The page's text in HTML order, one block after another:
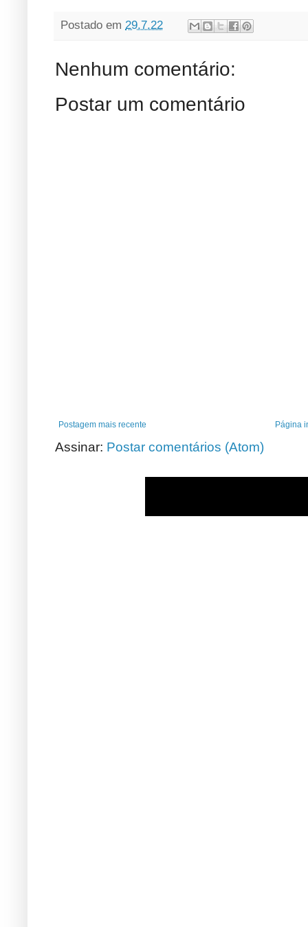
Postado em 29.7.22
Nenhum comentário:
Postar um comentário
Postagem mais recente Página
Assinar: Postar comentários (Atom)